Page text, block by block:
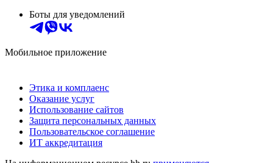
Боты для уведомлений
Мобильное приложение
Этика и комплаенс
Оказание услуг
Использование сайтов
Защита персональных данных
Пользовательское соглашение
ИТ аккредитация